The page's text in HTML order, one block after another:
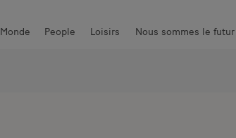
Monde People Loisirs Nous sommes le futur